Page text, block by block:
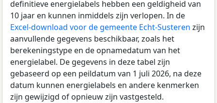
definitieve energielabels hebben een geldigheid van
10 jaar en kunnen inmiddels zijn verlopen. In de
Excel-download voor de gemeente Echt-Susteren zijn
aanvullende gegevens beschikbaar, zoals het
berekeningstype en de opnamedatum van het
energielabel. De gegevens in deze tabel zijn
gebaseerd op een peildatum van 1 juli 2026, na deze
datum kunnen energielabels en andere kenmerken
zijn gewijzigd of opnieuw zijn vastgesteld.